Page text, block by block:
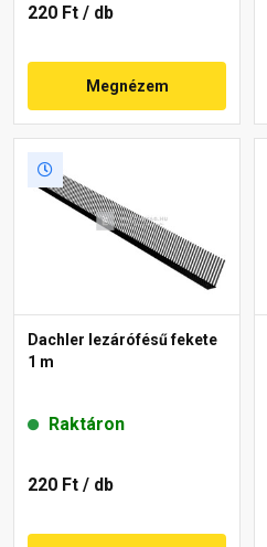
220 Ft / db
Megnézem
Dachler lezárófésű fekete
1 m
Raktáron
220 Ft / db